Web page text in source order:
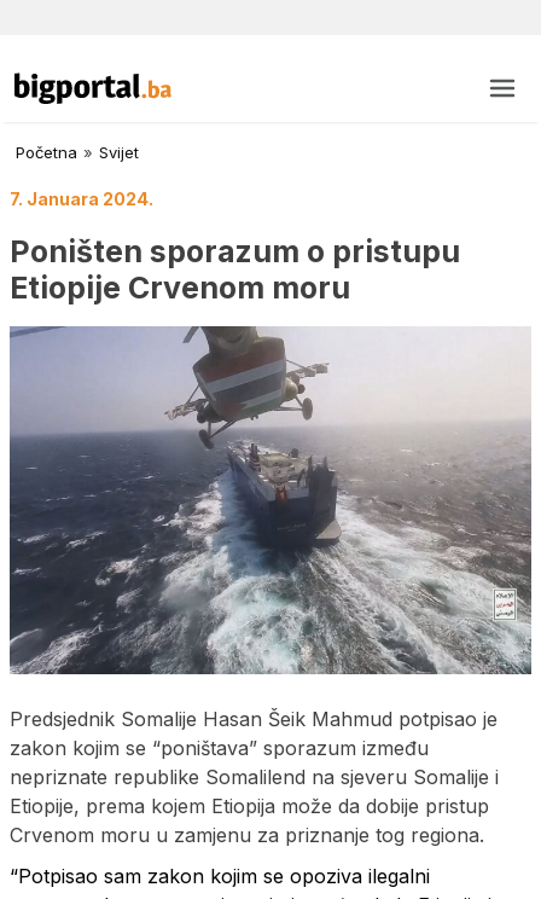
Početna » Svijet
7. Januara 2024.
Poništen sporazum o pristupu
Etiopije Crvenom moru
Predsjednik Somalije Hasan Šeik Mahmud potpisao je
zakon kojim se “poništava” sporazum između
nepriznate republike Somalilend na sjeveru Somalije i
Etiopije, prema kojem Etiopija može da dobije pristup
Crvenom moru u zamjenu za priznanje tog regiona.
“Potpisao sam zakon kojim se opoziva ilegalni